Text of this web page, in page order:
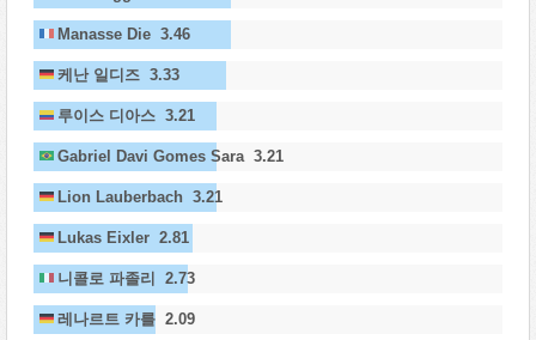
Manasse Die 3.46
케난 일디즈 3.33
루이스 디아스 3.21
Gabriel Davi Gomes Sara 3.21
Lion Lauberbach 3.21
Lukas Eixler 2.81
니콜로 파졸리 2.73
레나르트 카를 2.09